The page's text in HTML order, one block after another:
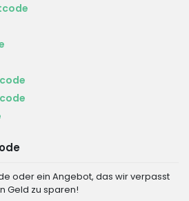
oder ein Angebot, das wir verpasst
Geld zu sparen!